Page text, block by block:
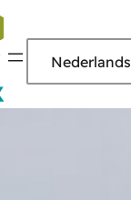
Nederlands